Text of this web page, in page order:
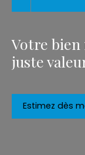
Votre bien
juste
Estimez dès